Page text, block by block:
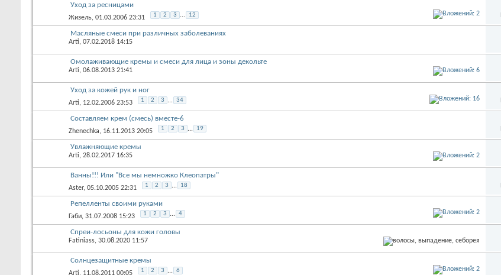
Уход за ресницами
Жизель, 01.03.2006 23:31 1 2 3 ... 12
Масляные смеси при различных заболеваниях
Arti, 07.02.2018 14:15
Омолаживающие кремы и смеси для лица и зоны декольте
Arti, 06.08.2013 21:41
Уход за кожей рук и ног
Arti, 12.02.2006 23:53 1 2 3 ... 34
Составляем крем (смесь) вместе-6
Zhenechka, 16.11.2013 20:05 1 2 3 ... 19
Увлажняющие кремы
Arti, 28.02.2017 16:35
Ванны!!! Или "Все мы немножко Клеопатры"
Aster, 05.10.2005 22:31 1 2 3 ... 18
Репелленты своими руками
Габи, 31.07.2008 15:23 1 2 3 ... 4
Спреи-лосьоны для кожи головы
Fatiniass, 30.08.2020 11:57
Солнцезащитные кремы
Arti, 11.08.2011 00:05 1 2 3 ... 6